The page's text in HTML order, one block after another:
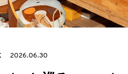
2026.06.30